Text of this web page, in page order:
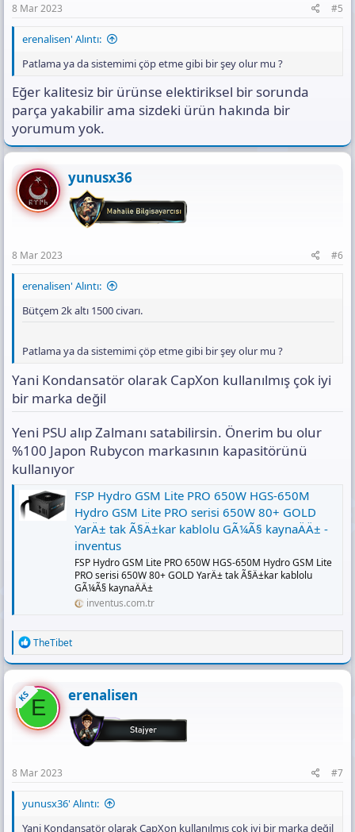
8 Mar 2023 #5
erenalisen' Alıntı:
Patlama ya da sistemimi çöp etme gibi bir şey olur mu ?
Eğer kalitesiz bir ürünse elektiriksel bir sorunda
parça yakabilir ama sizdeki ürün hakında bir
yorumum yok.
yunusx36
8 Mar 2023 #6
erenalisen' Alıntı:
Bütçem 2k altı 1500 civarı.
Patlama ya da sistemimi çöp etme gibi bir şey olur mu ?
Yani Kondansatör olarak CapXon kullanılmış çok iyi
bir marka değil
Yeni PSU alıp Zalmanı satabilirsin. Önerim bu olur
%100 Japon Rubycon markasının kapasitörünü
kullanıyor
FSP Hydro GSM Lite PRO 650W HGS-650M
Hydro GSM Lite PRO serisi 650W 80+ GOLD
YarÄ± tak Ã§Ä±kar kablolu GÃ¼Ã§ kaynaÄÄ± -
inventus
FSP Hydro GSM Lite PRO 650W HGS-650M Hydro GSM Lite
PRO serisi 650W 80+ GOLD YarÄ± tak Ã§Ä±kar kablolu
GÃ¼Ã§ kaynaÄÄ±
inventus.com.tr
R
e
a
c
t
o
n
TheTibet
KSE erenalisen
8 Mar 2023 #7
yunusx36' Alıntı:
Yani Kondansatör olarak CapXon kullanılmış çok iyi bir marka değil